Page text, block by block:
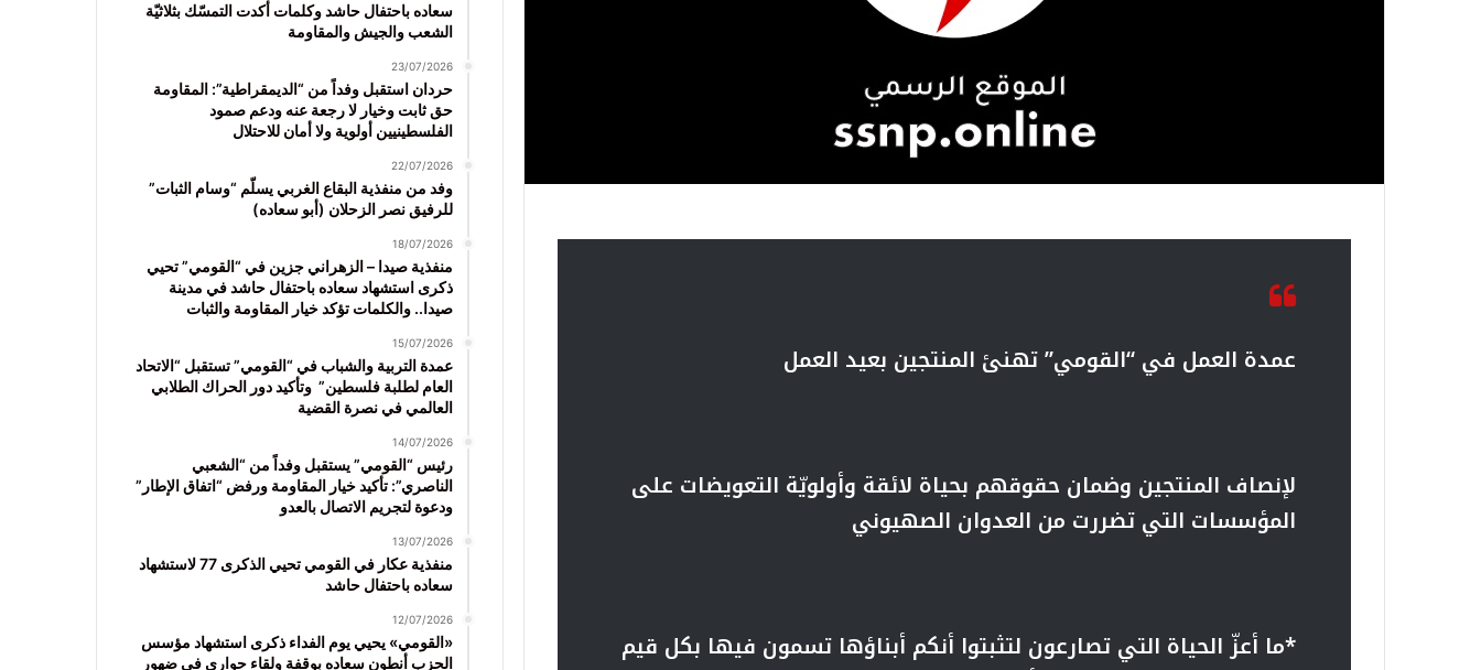
عمدة العمل في “القومي” تهنئ المنتجين بعيد العمل
لإنصاف المنتجين وضمان حقوقهم بحياة لائقة وأولويّة التعويضات على
المؤسسات التي تضررت من العدوان الصهيوني
*ما أعزّ الحياة التي تصارعون لتثبتوا أنكم أبناؤها تسمون فيها بكل قيم
سعاده باحتفال حاشد وكلمات أكدت التمسّك بثلاثيّة
الشعب والجيش والمقاومة
23/07/2026
حردان استقبل وفداً من “الديمقراطية”: المقاومة
حق ثابت وخيار لا رجعة عنه ودعم صمود
الفلسطينيين أولوية ولا أمان للاحتلال
22/07/2026
وفد من منفذية البقاع الغربي يسلّم “وسام الثبات”
للرفيق نصر الزحلان (أبو سعاده)
18/07/2026
منفذية صيدا – الزهراني جزين في “القومي” تحيي
ذكرى استشهاد سعاده باحتفال حاشد في مدينة
صيدا.. والكلمات تؤكد خيار المقاومة والثبات
15/07/2026
عمدة التربية والشباب في “القومي” تستقبل “الاتحاد
العام لطلبة فلسطين” وتأكيد دور الحراك الطلابي
العالمي في نصرة القضية
14/07/2026
رئيس “القومي” يستقبل وفداً من “الشعبي
الناصري”: تأكيد خيار المقاومة ورفض “اتفاق الإطار”
ودعوة لتجريم الاتصال بالعدو
13/07/2026
منفذية عكار في القومي تحيي الذكرى 77 لاستشهاد
سعاده باحتفال حاشد
12/07/2026
«القومي» يحيي يوم الفداء ذكرى استشهاد مؤسس
الحزب أنطون سعاده بوقفة ولقاء حواري في ضهور